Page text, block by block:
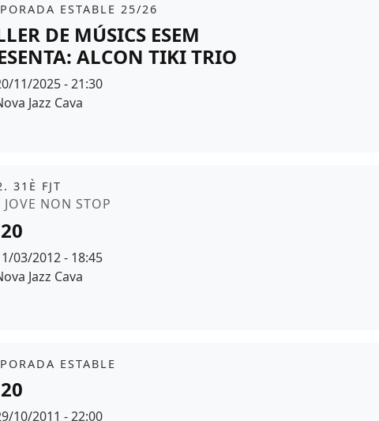
ESTABLE 25/26
DE MÚSICS ESEM
ALCON TIKI TRIO
11/2025 - 21:30
Jazz Cava
31È FJT
JOVE NON STOP
03/2012 - 18:45
Jazz Cava
ESTABLE
10/2011 - 22:00